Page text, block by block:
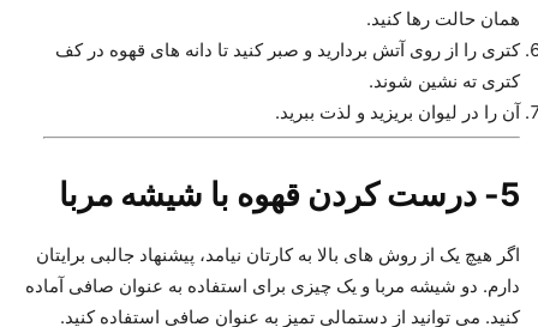
همان حالت رها کنید.
کتری را از روی آتش بردارید و صبر کنید تا دانه های قهوه در کف
کتری ته نشین شوند.
آن را در لیوان بریزید و لذت ببرید.
5- درست کردن قهوه با شیشه مربا
اگر هیچ یک از روش های بالا به کارتان نیامد، پیشنهاد جالبی برایتان
دارم. دو شیشه مربا و یک چیزی برای استفاده به عنوان صافی آماده
کنید. می توانید از دستمالی تمیز به عنوان صافی استفاده کنید.